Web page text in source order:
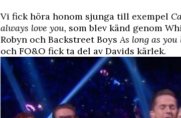
Vi fick höra honom sjunga till exempel
always love you, som blev känd genom
Robyn och Backstreet Boys As long as you
och FO&O fick ta del av Davids kärlek.